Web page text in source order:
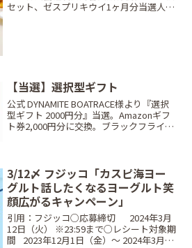
セット、ゼスプリキウイ1ヶ月分当選人数
【当選】選択型ギフト
公式 DYNAMITE BOATRACE様より『選択
型ギフト 2000円分』当選。Amazonギフ
ト券2,000円分に交換。ブラックフライデ
3/12〆 フジッコ「カスピ海ヨー
グルト話したくなるヨーグルト笑
顔広がるキャンペーン」
引用：フジッコ○応募締切⠀⠀2024年3月
12日（火） ※23:59まで○レシート対象期
間⠀2023年12月1日（金）〜 2024年3月12